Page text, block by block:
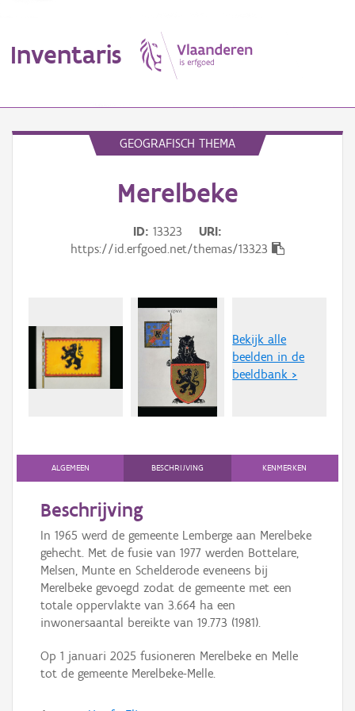
Inventaris
Gebeurtenis
Persoon of collectief
Aanmelden
GEOGRAFISCH THEMA
Merelbeke
ID 13323
URI
https://id.erfgoed.net/themas/13323
Bekijk alle
beelden in de
beeldbank >
ALGEMEEN BESCHRIJVING KENMERKEN
Beschrijving
In 1965 werd de gemeente Lemberge aan Merelbeke
gehecht. Met de fusie van 1977 werden Bottelare,
Melsen, Munte en Schelderode eveneens bij
Merelbeke gevoegd zodat de gemeente met een
totale oppervlakte van 3.664 ha een
inwonersaantal bereikte van 19.773 (1981).
Op 1 januari 2025 fusioneren Merelbeke en Melle
tot de gemeente Merelbeke-Melle.